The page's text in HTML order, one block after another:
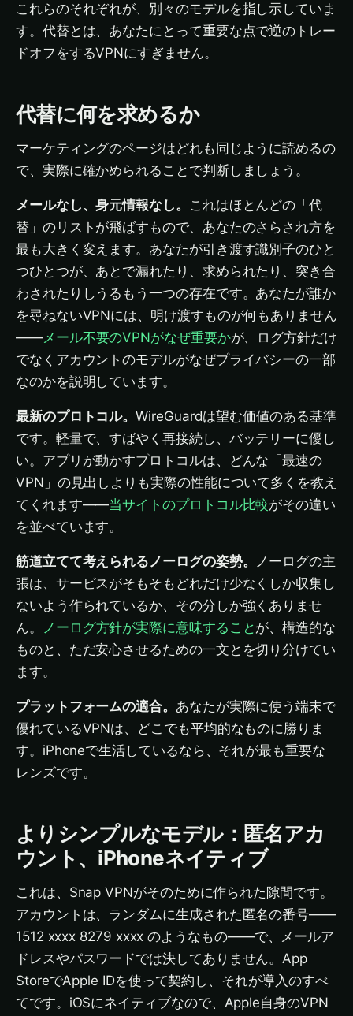
これらのそれぞれが、別々のモデルを指し示していま
す。代替とは、あなたにとって重要な点で逆のトレー
ドオフをするVPNにすぎません。
代替に何を求めるか
マーケティングのページはどれも同じように読めるの
で、実際に確かめられることで判断しましょう。
メールなし、身元情報なし。 これはほとんどの「代
替」のリストが飛ばすもので、あなたのさらされ方を
最も大きく変えます。あなたが引き渡す識別子のひと
つひとつが、あとで漏れたり、求められたり、突き合
わされたりしうるもう一つの存在です。あなたが誰か
を尋ねないVPNには、明け渡すものが何もありません
——メール不要のVPNがなぜ重要かが、ログ方針だけ
でなくアカウントのモデルがなぜプライバシーの一部
なのかを説明しています。
最新のプロトコル。WireGuardは望む価値のある基準
です。軽量で、すばやく再接続し、バッテリーに優し
い。アプリが動かすプロトコルは、どんな「最速の
VPN」の見出しよりも実際の性能について多くを教え
てくれます——当サイトのプロトコル比較がその違い
を並べています。
筋道立てて考えられるノーログの姿勢。 ノーログの主
張は、サービスがそもそもどれだけ少なくしか収集し
ないよう作られているか、その分しか強くありませ
ん。
ノーログ方針が実際に意味することが、構造的な
ものと、ただ安心させるための一文とを切り分けてい
ます。
プラットフォームの適合。 あなたが実際に使う端末で
優れているVPNは、どこでも平均的なものに勝りま
す。iPhoneで生活しているなら、それが最も重要な
レンズです。
よりシンプルなモデル：匿名アカ
ウント、iPhoneネイティブ
これは、Snap VPNがそのために作られた隙間です。
アカウントは、ランダムに生成された匿名の番号——
1512 xxxx 8279 xxxx のようなもの——で、メールア
ドレスやパスワードでは決してありません。App
StoreでApple IDを使って契約し、それが導入のすべ
てです。iOSにネイティブなので、Apple自身のVPN